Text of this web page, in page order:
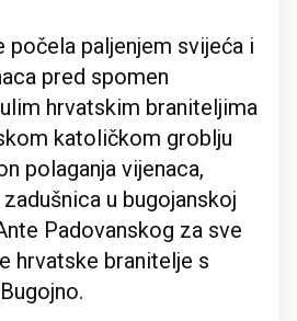
počela paljenjem svijeća i
pred spomen
hrvatskim braniteljima
katoličkom groblju
polaganja vijenaca,
u bugojanskoj
Padovanskog za sve
hrvatske branitelje s